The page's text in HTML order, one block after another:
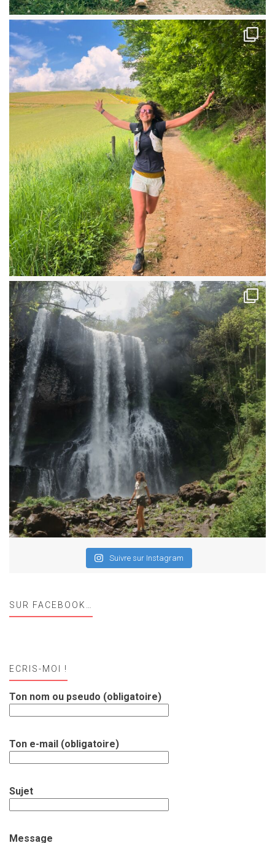
Suivre sur Instagram
SUR FACEBOOK…
ECRIS-MOI !
Ton nom ou pseudo (obligatoire)
Ton e-mail (obligatoire)
Sujet
Message